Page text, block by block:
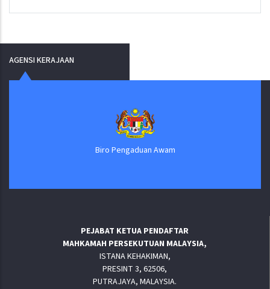
AGENSI KERAJAAN
Biro Pengaduan Awam
PEJABAT KETUA PENDAFTAR
MAHKAMAH PERSEKUTUAN MALAYSIA,
ISTANA KEHAKIMAN,
PRESINT 3, 62506,
PUTRAJAYA, MALAYSIA.